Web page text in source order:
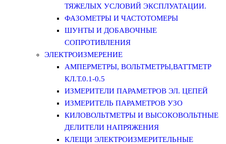
ТЯЖЕЛЫХ УСЛОВИЙ ЭКСПЛУАТАЦИИ.
ФАЗОМЕТРЫ И ЧАСТОТОМЕРЫ
ШУНТЫ И ДОБАВОЧНЫЕ
СОПРОТИВЛЕНИЯ
ЭЛЕКТРОИЗМЕРЕНИЕ
АМПЕРМЕТРЫ, ВОЛЬТМЕТРЫ,ВАТТМЕТР
КЛ.Т.0.1-0.5
ИЗМЕРИТЕЛИ ПАРАМЕТРОВ ЭЛ. ЦЕПЕЙ
ИЗМЕРИТЕЛЬ ПАРАМЕТРОВ УЗО
КИЛОВОЛЬТМЕТРЫ И ВЫСОКОВОЛЬТНЫЕ
ДЕЛИТЕЛИ НАПРЯЖЕНИЯ
КЛЕЩИ ЭЛЕКТРОИЗМЕРИТЕЛЬНЫЕ